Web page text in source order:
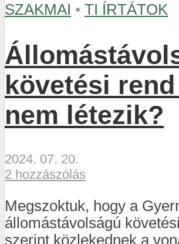
SZAKMAI • TI ÍRTÁTOK
követési
nem létezik?
2024. 07. 20.
2 hozzászólás
Megszoktuk, hogy a
állomástávolságú
szerint közlekednek a